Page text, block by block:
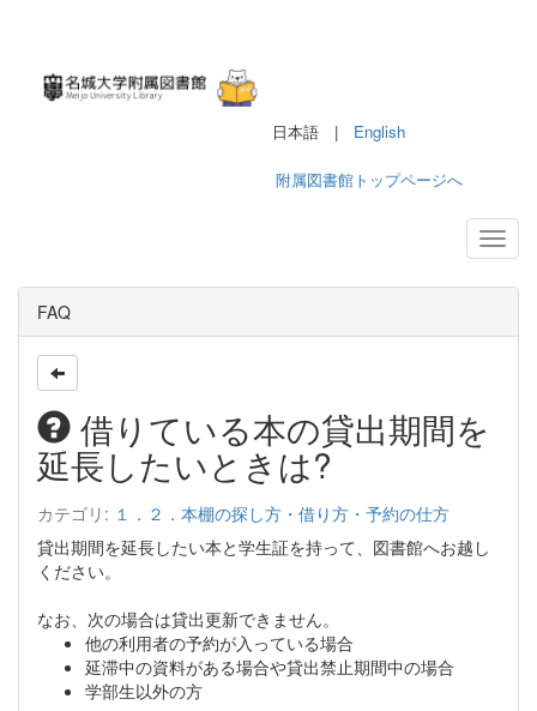
日本語 | English
附属図書館トップページへ
FAQ
借りている本の貸出期間を
延長したいときは?
カテゴリ: １．２．本棚の探し方・借り方・予約の仕方
貸出期間を延長したい本と学生証を持って、図書館へお越し
ください。
なお、次の場合は貸出更新できません。
他の利用者の予約が入っている場合
延滞中の資料がある場合や貸出禁止期間中の場合
学部生以外の方